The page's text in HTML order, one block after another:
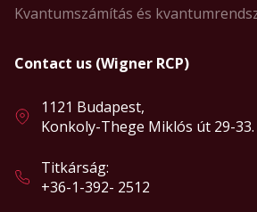
Kvantumszámítás és
Contact us (Wigner RCP)
1121 Budapest,
Konkoly-Thege Miklós út 29-33.
Titkárság:
+36-1-392- 2512